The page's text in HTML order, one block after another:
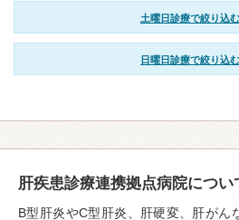
土曜日診療で絞り込
日曜日診療で絞り込
肝疾患診療連携拠点病院につい
B型肝炎やC型肝炎、肝硬変、肝がん